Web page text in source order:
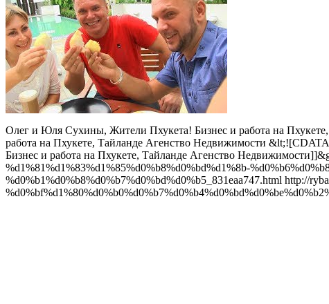
Олег и Юля Сухины, Жители Пхукета! Бизнес и работа на
работа на Пхукете, Тайланде Агенство Недвижимости
Бизнес и работа на Пхукете, Тайланде Агенство
%d1%81%d1%83%d1%85%d0%b8%d0%bd%d1%8b-
%d0%b1%d0%b8%d0%b7%d0%bd%d0%b5_831eaa747.html http://